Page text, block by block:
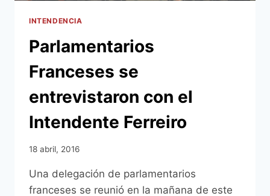
INTENDENCIA
Parlamentarios
Franceses se
entrevistaron con el
Intendente Ferreiro
18 abril, 2016
Una delegación de parlamentarios
franceses se reunió en la mañana de este